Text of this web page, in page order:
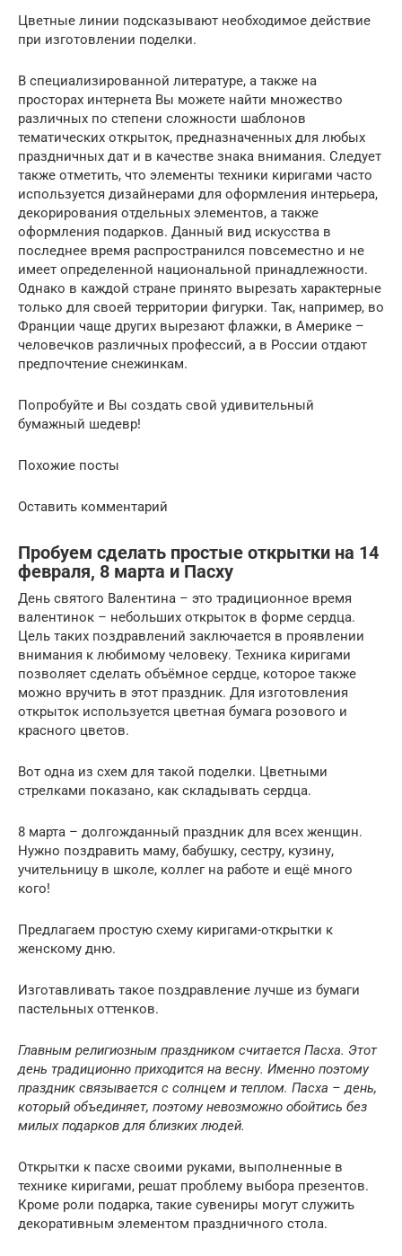
Цветные линии подсказывают необходимое действие
при изготовлении поделки.
В специализированной литературе, а также на
просторах интернета Вы можете найти множество
различных по степени сложности шаблонов
тематических открыток, предназначенных для любых
праздничных дат и в качестве знака внимания. Следует
также отметить, что элементы техники киригами часто
используется дизайнерами для оформления интерьера,
декорирования отдельных элементов, а также
оформления подарков. Данный вид искусства в
последнее время распространился повсеместно и не
имеет определенной национальной принадлежности.
Однако в каждой стране принято вырезать характерные
только для своей территории фигурки. Так, например, во
Франции чаще других вырезают флажки, в Америке –
человечков различных профессий, а в России отдают
предпочтение снежинкам.
Попробуйте и Вы создать свой удивительный
бумажный шедевр!
Похожие посты
Оставить комментарий
Пробуем сделать простые открытки на 14
февраля, 8 марта и Пасху
День святого Валентина – это традиционное время
валентинок – небольших открыток в форме сердца.
Цель таких поздравлений заключается в проявлении
внимания к любимому человеку. Техника киригами
позволяет сделать объёмное сердце, которое также
можно вручить в этот праздник. Для изготовления
открыток используется цветная бумага розового и
красного цветов.
Вот одна из схем для такой поделки. Цветными
стрелками показано, как складывать сердца.
8 марта – долгожданный праздник для всех женщин.
Нужно поздравить маму, бабушку, сестру, кузину,
учительницу в школе, коллег на работе и ещё много
кого!
Предлагаем простую схему киригами-открытки к
женскому дню.
Изготавливать такое поздравление лучше из бумаги
пастельных оттенков.
Главным религиозным праздником считается Пасха. Этот
день традиционно приходится на весну. Именно поэтому
праздник связывается с солнцем и теплом. Пасха – день,
который объединяет, поэтому невозможно обойтись без
милых подарков для близких людей.
Открытки к пасхе своими руками, выполненные в
технике киригами, решат проблему выбора презентов.
Кроме роли подарка, такие сувениры могут служить
декоративным элементом праздничного стола.